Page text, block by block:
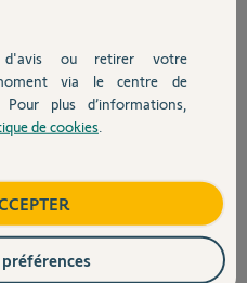
qui pilote l'éclairage ?
5 ans
1 quand je déplie replie le store,
le replie du store, pas quand je
d'avis ou retirer votre
via le centre de
plus d’informations,
de cookies